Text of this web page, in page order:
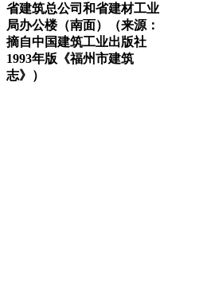
省建筑总公司和省建材工业
局办公楼（南面）（来源：
摘自中国建筑工业出版社
1993年版《福州市建筑
志》）